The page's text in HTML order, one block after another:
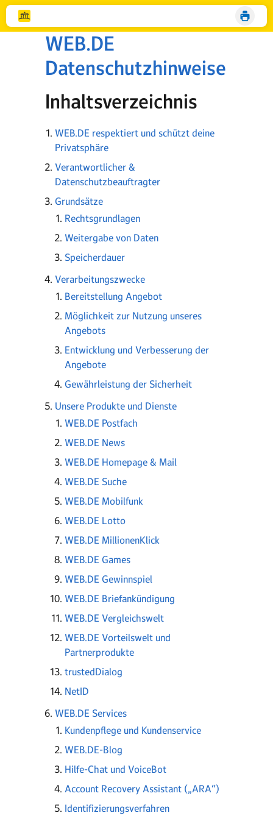
WEB.DE
Datenschutzhinweise
Inhaltsverzeichnis
WEB.DE respektiert und schützt deine
Privatsphäre
Verantwortlicher &
Datenschutzbeauftragter
Grundsätze
Rechtsgrundlagen
Weitergabe von Daten
Speicherdauer
Verarbeitungszwecke
Bereitstellung Angebot
Möglichkeit zur Nutzung unseres
Angebots
Entwicklung und Verbesserung der
Angebote
Gewährleistung der Sicherheit
Unsere Produkte und Dienste
WEB.DE Postfach
WEB.DE News
WEB.DE Homepage & Mail
WEB.DE Suche
WEB.DE Mobilfunk
WEB.DE Lotto
WEB.DE MillionenKlick
WEB.DE Games
WEB.DE Gewinnspiel
WEB.DE Briefankündigung
WEB.DE Vergleichswelt
WEB.DE Vorteilswelt und
Partnerprodukte
trustedDialog
NetID
WEB.DE Services
Kundenpflege und Kundenservice
WEB.DE-Blog
Hilfe-Chat und VoiceBot
Account Recovery Assistant („ARA“)
Identifizierungsverfahren